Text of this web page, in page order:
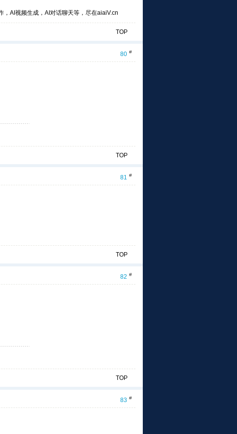
，AI视频生成，AI对话聊天等，尽在aiaiV.cn
TOP
80 #
TOP
81 #
TOP
82 #
TOP
83 #